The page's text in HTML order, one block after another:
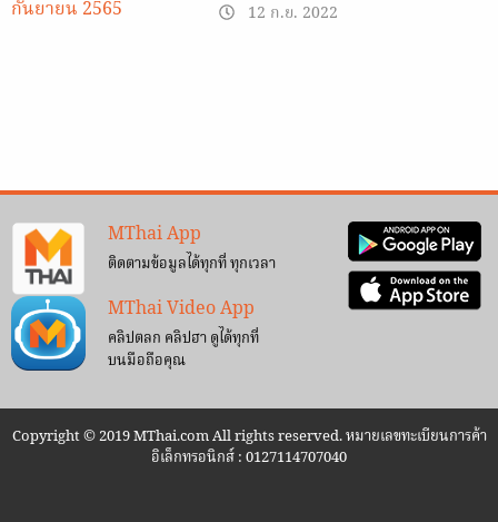
12 ก.ย. 2022
MThai App
ติดตามข้อมูลได้ทุกที่ ทุกเวลา
MThai Video App
คลิปตลก คลิปฮา ดูได้ทุกที่
บนมือถือคุณ
Copyright © 2019 MThai.com All rights reserved. หมายเลขทะเบียนการค้า
อิเล็กทรอนิกส์ : 0127114707040